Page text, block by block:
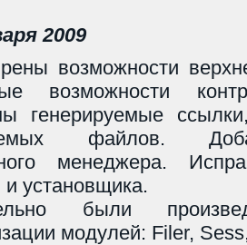
2009
возможности
возможности
генерируемые
файлов.
менеджера.
установщика.
были
модулей: Filer,